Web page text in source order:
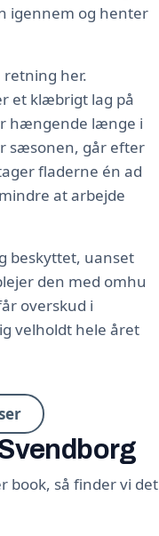
igennem og henter
her.
et klæbrigt lag på
hængende længe i
sæsonen, går efter
fladerne én ad
at arbejde
beskyttet, uanset
den med omhu
overskud i
velholdt hele året
book, så finder vi det